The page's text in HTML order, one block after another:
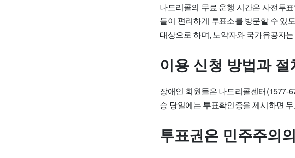
나드리콜의 무료 운행 시간은 사전투
들이 편리하게 투표소를 방문할 수 있
대상으로 하며, 노약자와 국가유공자
이용 신청 방법과 절
장애인 회원들은 나드리콜센터(1577-
승 당일에는 투표확인증을 제시하면
투표권은 민주주의